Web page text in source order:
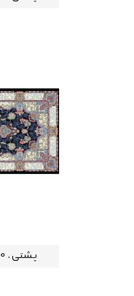
پشتی ، 1200 شانه - P-1206